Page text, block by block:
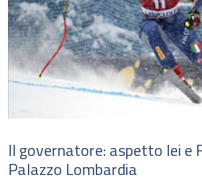
Il governatore: aspetto lei e
Palazzo Lombardia